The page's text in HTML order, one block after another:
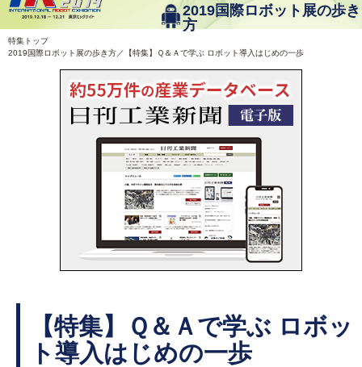
特集トップ
2019国際ロボット展の歩き方／【特集】Ｑ＆Ａで学ぶ ロボット導入はじめの一歩
2019国際ロボット展の歩き
方
【特集】Ｑ＆Ａで学ぶ ロボッ
ト導入はじめの一歩